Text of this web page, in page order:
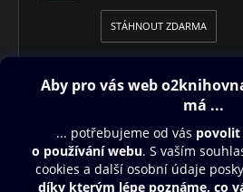
STÁHNOUT ZDARMA
Obsah ke stažení
Moje O2 Knihovna